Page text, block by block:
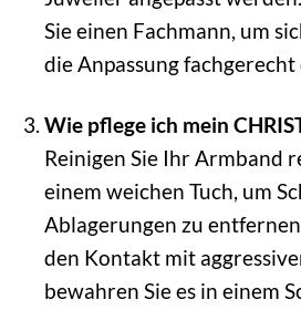
Sie einen Fachmann, um
die Anpassung
Wie pflege ich mein
Reinigen Sie Ihr Armband
einem weichen Tuch, um
Ablagerungen zu
den Kontakt mit
bewahren Sie es in einem